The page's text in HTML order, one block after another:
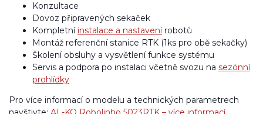
Konzultace
Dovoz připravených sekaček
Kompletní instalace a nastavenírobotů
Montáž referenční stanice RTK (1ks pro obě sekačky)
Školení obsluhy a vysvětlení funkce systému
Servis a podpora po instalaci včetně svozu na sezónní
prohlídky
Pro více informací o modelu a technických parametrech